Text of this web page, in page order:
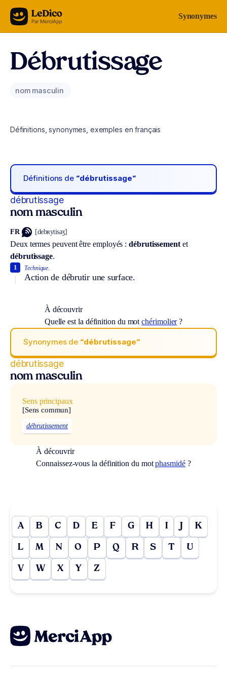
Aller au contenu Synonymes
Débrutissage
nom masculin
Définitions, synonymes, exemples en français
Définitions de “débrutissage“
débrutissage
nom masculin
FR [debʀytisaʒ]
Deux termes peuvent être employés :débrutissement et
débrutissage.
Technique.
Action de débrutir une surface.
1
À découvrir
Quelle est la définition du motchérimolier?
Synonymes de “débrutissage“
débrutissage
nom masculin
Sens principaux
[Sens commun]
débrutissement
À découvrir
Connaissez-vous la définition du motphasmidé?
A B C D E F G H I J K
L M N O P Q R S T U
V W X Y Z